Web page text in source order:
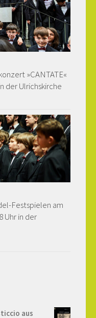
»CANTATE«
der Ulrichskirche
Festspielen am
Uhr in der
aus